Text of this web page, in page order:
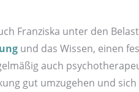
Franziska unter den
und das Wissen, einen
auch
gut umzugehen und